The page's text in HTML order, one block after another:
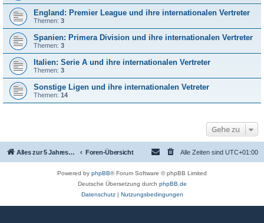
England: Premier League und ihre internationalen Vertreter
Themen: 3
Spanien: Primera Division und ihre internationalen Vertreter
Themen: 3
Italien: Serie A und ihre internationalen Vertreter
Themen: 3
Sonstige Ligen und ihre internationalen Vetreter
Themen: 14
Gehe zu
Alles zur 5 Jahreswertung / Tabelle der UEFA mit vielen Statistiken. Foren-Übersicht Alle Zeiten sind UTC+01:00
Powered by phpBB® Forum Software © phpBB Limited
Deutsche Übersetzung durch phpBB.de
Datenschutz| Nutzungsbedingungen